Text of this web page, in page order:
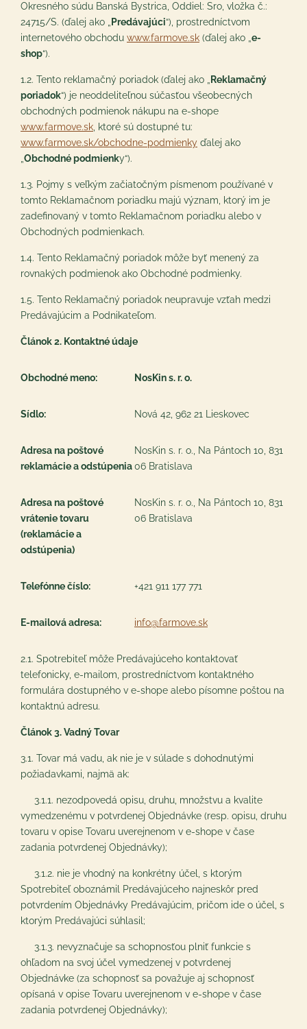
Okresného súdu Banská Bystrica, Oddiel: Sro, vložka č.:
24715/S. (ďalej ako „
Predávajúci“), prostredníctvom
internetového obchodu www.farmove.sk (ďalej ako „ e-
shop“).
1.2. Tento reklamačný poriadok (ďalej ako „
Reklamačný
poriadok“) je neoddeliteľnou súčasťou všeobecných
obchodných podmienok nákupu na e-shope
www.farmove.sk , ktoré sú dostupné tu:
www.farmove.sk/obchodne-podmienky ďalej ako
Obchodné podmienky“).
1.3. Pojmy s veľkým začiatočným písmenom používané v
tomto Reklamačnom poriadku majú význam, ktorý im je
zadefinovaný v tomto Reklamačnom poriadku alebo v
Obchodných podmienkach.
1.4. Tento Reklamačný poriadok môže byť menený za
rovnakých podmienok ako Obchodné podmienky.
1.5. Tento Reklamačný poriadok neupravuje vzťah medzi
Predávajúcim a Podnikateľom.
Článok 2. Kontaktné údaje
Obchodné meno: NosKin s. r. o.
Sídlo: Nová 42, 962 21 Lieskovec
Adresa na poštové
reklamácie a odstúpenia
NosKin s. r. o., Na Pántoch 10, 831
06 Bratislava
Adresa na poštové
vrátenie tovaru
(reklamácie a
odstúpenia)
NosKin s. r. o., Na Pántoch 10, 831
06 Bratislava
Telefónne číslo: +421 911 177 771
E-mailová adresa: info@farmove.sk
2.1. Spotrebiteľ môže Predávajúceho kontaktovať
telefonicky, e-mailom, prostredníctvom kontaktného
formulára dostupného v e-shope alebo písomne poštou na
kontaktnú adresu.
Článok 3. Vadný Tovar
3.1. Tovar má vadu, ak nie je v súlade s dohodnutými
požiadavkami, najmä ak:
3.1.1. nezodpovedá opisu, druhu, množstvu a kvalite
vymedzenému v potvrdenej Objednávke (resp. opisu, druhu
tovaru v opise Tovaru uverejnenom v e-shope v čase
zadania potvrdenej Objednávky);
3.1.2. nie je vhodný na konkrétny účel, s ktorým
Spotrebiteľ oboznámil Predávajúceho najneskôr pred
potvrdením Objednávky Predávajúcim, pričom ide o účel, s
ktorým Predávajúci súhlasil;
3.1.3. nevyznačuje sa schopnosťou plniť funkcie s
ohľadom na svoj účel vymedzenej v potvrdenej
Objednávke (za schopnosť sa považuje aj schopnosť
opísaná v opise Tovaru uverejnenom v e-shope v čase
zadania potvrdenej Objednávky);